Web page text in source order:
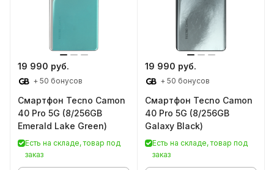
19 990 руб.
+ 50 бонусов
Смартфон Tecno Camon
40 Pro 5G (8/256GB
Emerald Lake Green)
Есть на складе, товар под
заказ
19 990 руб.
+ 50 бонусов
Смартфон Tecno Camon
40 Pro 5G (8/256GB
Galaxy Black)
Есть на складе, товар под
заказ